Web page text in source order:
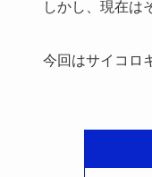
しかし、現在は
今回はサイコロ